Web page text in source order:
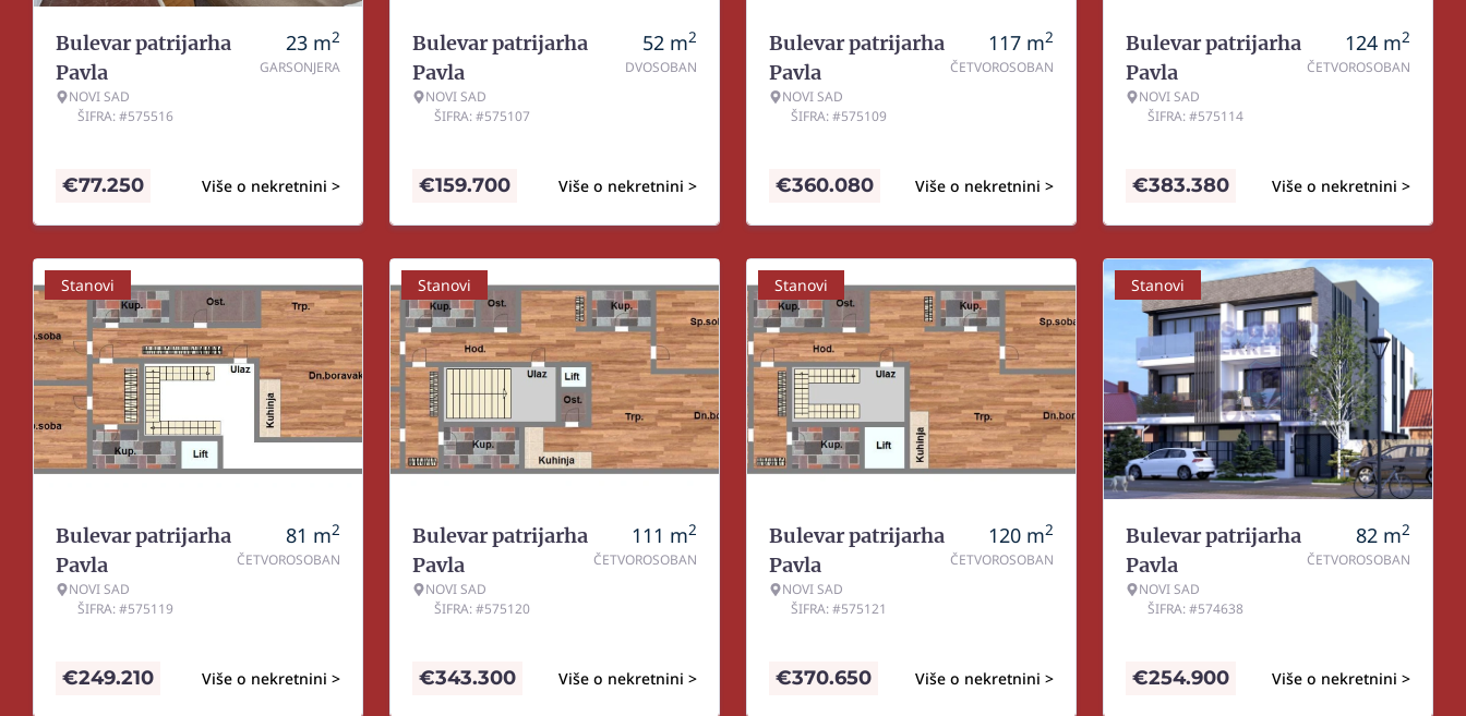
Bulevar patrijarha
Pavla
NOVI SAD
ŠIFRA: #575516
23 m2
GARSONJERA
Više o nekretnini >
€77.250
Bulevar patrijarha
Pavla
NOVI SAD
ŠIFRA: #575107
52 m2
DVOSOBAN
Više o nekretnini >
€159.700
Bulevar patrijarha
Pavla
NOVI SAD
ŠIFRA: #575109
117 m2
ČETVOROSOBAN
Više o nekretnini >
€360.080
Bulevar patrijarha
Pavla
NOVI SAD
ŠIFRA: #575114
124 m2
ČETVOROSOBAN
Više o nekretnini >
€383.380
Stanovi
Bulevar patrijarha
Pavla
NOVI SAD
ŠIFRA: #575119
81 m2
ČETVOROSOBAN
Više o nekretnini >
€249.210
Stanovi
Bulevar patrijarha
Pavla
NOVI SAD
ŠIFRA: #575120
111 m2
ČETVOROSOBAN
Više o nekretnini >
€343.300
Stanovi
Bulevar patrijarha
Pavla
NOVI SAD
ŠIFRA: #575121
120 m2
ČETVOROSOBAN
Više o nekretnini >
€370.650
Stanovi
Bulevar patrijarha
Pavla
NOVI SAD
ŠIFRA: #574638
82 m2
ČETVOROSOBAN
Više o nekretnini >
€254.900